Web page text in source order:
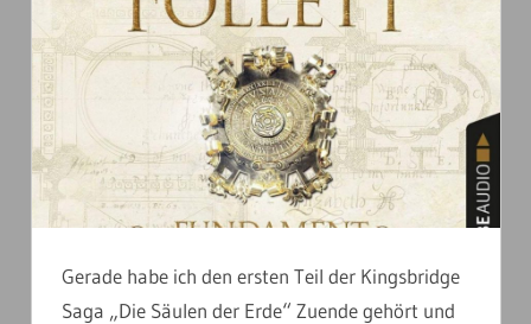
Gerade habe ich den ersten Teil der Kingsbridge
Saga „Die Säulen der Erde“ Zuende gehört und